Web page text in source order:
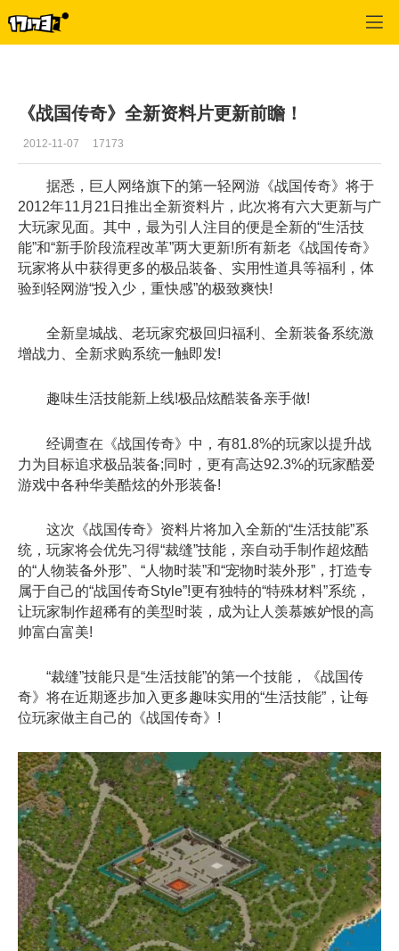
《战国传奇》全新资料片更新前瞻！
2012-11-07 17173
据悉，巨人网络旗下的第一轻网游《战国传奇》将于
2012年11月21日推出全新资料片，此次将有六大更新与广
大玩家见面。其中，最为引人注目的便是全新的“生活技
能”和“新手阶段流程改革”两大更新!所有新老《战国传奇》
玩家将从中获得更多的极品装备、实用性道具等福利，体
验到轻网游“投入少，重快感”的极致爽快!
全新皇城战、老玩家究极回归福利、全新装备系统激
增战力、全新求购系统一触即发!
趣味生活技能新上线!极品炫酷装备亲手做!
经调查在《战国传奇》中，有81.8%的玩家以提升战
力为目标追求极品装备;同时，更有高达92.3%的玩家酷爱
游戏中各种华美酷炫的外形装备!
这次《战国传奇》资料片将加入全新的“生活技能”系
统，玩家将会优先习得“裁缝”技能，亲自动手制作超炫酷
的“人物装备外形”、“人物时装”和“宠物时装外形”，打造专
属于自己的“战国传奇Style”!更有独特的“特殊材料”系统，
让玩家制作超稀有的美型时装，成为让人羡慕嫉妒恨的高
帅富白富美!
“裁缝”技能只是“生活技能”的第一个技能，《战国传
奇》将在近期逐步加入更多趣味实用的“生活技能”，让每
位玩家做主自己的《战国传奇》!